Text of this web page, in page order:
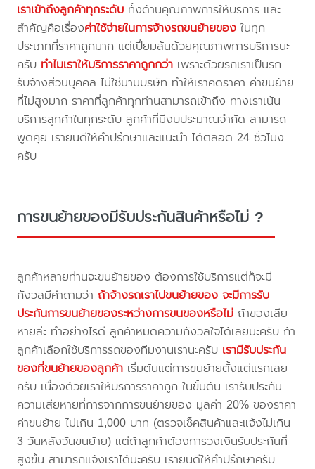
เราเข้าถึงลูกค้าทุกระดับ ทั้งด้านคุณภาพการให้บริการ และ
สำคัญคือเรื่องค่าใช้จ่ายในการจ้างรถขนย้ายของ ในทุก
ประเภทที่ราคาถูกมาก แต่เปี่ยมล้นด้วยคุณภาพการบริการนะ
ครับ ทำไมเราให้บริการราคาถูกกว่า เพราะด้วยรถเราเป็นรถ
รับจ้างส่วนบุคคล ไม่ใช่นามบริษัท ทำให้เราคิดราคา ค่าขนย้าย
ที่ไม่สูงมาก ราคาที่ลูกค้าทุกท่านสามารถเข้าถึง ทางเราเน้น
บริการลูกค้าในทุกระดับ ลูกค้าที่มีงบประมาณจำกัด สามารถ
พูดคุย เรายินดีให้คำปรึกษาและแนะนำ ได้ตลอด 24 ชั่วโมง
ครับ
การขนย้ายของมีรับประกันสินค้าหรือไม่ ?
ลูกค้าหลายท่านจะขนย้ายของ ต้องการใช้บริการแต่ก็จะมี
กังวลมีคำถามว่า ถ้าจ้างรถเราไปขนย้ายของ จะมีการรับ
ประกันการขนย้ายของระหว่างการขนของหรือไม่ ถ้าของเสีย
หายล่ะ ทำอย่างไรดี ลูกค้าหมดความกังวลใจได้เลยนะครับ ถ้า
ลูกค้าเลือกใช้บริการรถของทีมงานเรานะครับ เรามีรับประกัน
ของที่ขนย้ายของลูกค้า เริ่มต้นแต่การขนย้ายตั้งแต่แรกเลย
ครับ เนื่องด้วยเราให้บริการราคาถูก ในขั้นต้น เรารับประกัน
ความเสียหายที่การจากการขนย้ายของ มูลค่า 20% ของราคา
ค่าขนย้าย ไม่เกิน 1,000 บาท (ตรวจเช็คสินค้าและแจ้งไม่เกิน
3 วันหลังวันขนย้าย) แต่ถ้าลูกค้าต้องการวงเงินรับประกันที่
สูงขึ้น สามารถแจ้งเราได้นะครับ เรายินดีให้คำปรึกษาครับ